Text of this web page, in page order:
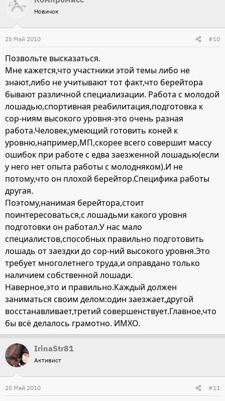
Новичок
25 Май 2010 #10
Позвольте высказаться.
Мне кажется,что участники этой темы либо не
знают,либо не учитывают тот факт,что берейтора
бывают различной специализации. Работа с молодой
лошадью,спортивная реабилитация,подготовка к
сор-ниям высокого уровня-это очень разная
работа.Человек,умеющий готовить коней к
уровню,например,МП,скорее всего совершит массу
ошибок при работе с едва заезженной лошадью(если
у него нет опыта работы с молодняком).И не
потому,что он плохой берейтор.Специфика работы
другая.
Поэтому,нанимая берейтора,стоит
поинтересоваться,с лошадьми какого уровня
подготовки он работал.У нас мало
специалистов,способных правильно подготовить
лошадь от заездки до сор-ний высокого уровня.Это
требует многолетнего труда,и оправдано только
наличием собственной лошади.
Наверное,это и правильно.Каждый должен
заниматься своим делом:один заезжает,другой
восстанавливает,третий совершенствует.Главное,что
бы всё делалось грамотно. ИМХО.
IrinaStr81
Активист
25 Май 2010 #11